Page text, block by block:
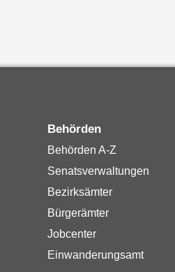
Behörden
Behörden A-Z
Senatsverwaltungen
Bezirksämter
Bürgerämter
Jobcenter
Einwanderungsamt